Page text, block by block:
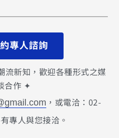
專人諮詢
新知，歡迎各種形式之媒
合作 ✦
，或電洽：02-
專人與您接洽。